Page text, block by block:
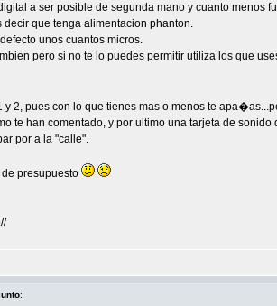
a ser posible de segunda mano y cuanto
que tenga alimentacion phanton.
unos cuantos micros.
pero si no te lo puedes permitir utiliza los que
y 2, pues con lo que tienes mas o menos te
te han comentado, y por ultimo una tarjeta de
por a la "calle".
presupuesto
: